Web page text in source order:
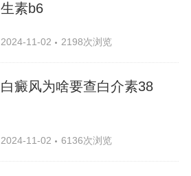
生素b6
2024-11-02 2198次浏览
白癜风为啥要查白介素38
2024-11-02 6136次浏览